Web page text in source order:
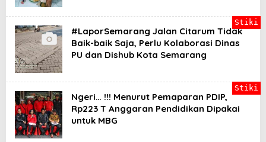
#LaporSemarang Jalan Citarum Tidak
Baik-baik Saja, Perlu Kolaborasi Dinas
PU dan Dishub Kota Semarang
Stiki
Ngeri… !!! Menurut Pemaparan PDIP,
Rp223 T Anggaran Pendidikan Dipakai
untuk MBG
Stiki